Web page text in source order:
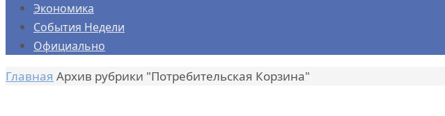
Экономика
События Недели
Официально
Главная Архив рубрики "Потребительская Корзина"